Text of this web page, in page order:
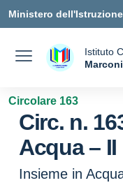
Ministero
Istituto
Circolare 163
Circ. n.
Acqua –
Insieme in